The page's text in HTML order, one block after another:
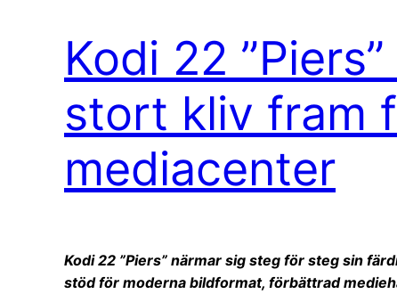
Kodi 22
stort kliv fram
mediacenter
Kodi 22 ”Piers” närmar sig steg för steg sin
stöd för moderna bildformat, förbättrad